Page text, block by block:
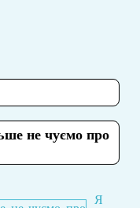
не чуємо про
Я